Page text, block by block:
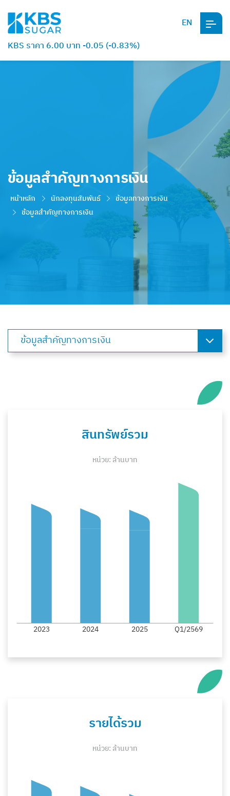
KBS ราคา 6.00 บาท -0.05 (-0.83%)
EN
ข้อมูลสำคัญทางการเงิน
หน้าหลัก นักลงทุนสัมพันธ์
ข้อมูลทางการเงิน
ข้อมูลสำคัญทางการเงิน
ข้อมูลสำคัญทางการเงิน
สินทรัพย์รวม
หน่วย: ล้านบาท
รายได้รวม
หน่วย: ล้านบาท